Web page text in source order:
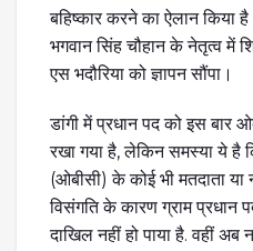
बहिष्कार करने का ऐलान किया
भगवान सिंह चौहान के नेतृत्व में
एस भदौरिया को ज्ञापन सौंपा।
डांगी में प्रधान पद को इस बार
रखा गया है, लेकिन समस्या ये है
(ओबीसी) के कोई भी मतदाता या
विसंगति के कारण ग्राम प्रधान
दाखिल नहीं हो पाया है. वहीं अब